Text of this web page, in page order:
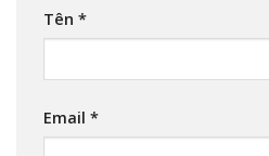
Tên *
Email *